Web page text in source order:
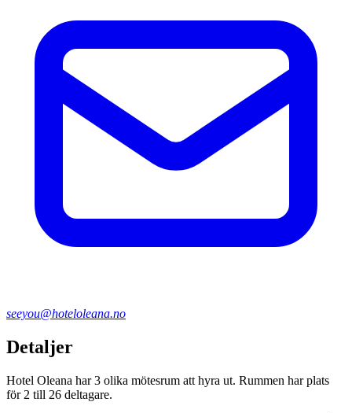
seeyou@hoteloleana.no
Detaljer
Hotel Oleana har 3 olika mötesrum att hyra ut. Rummen har plats
för 2 till 26 deltagare.